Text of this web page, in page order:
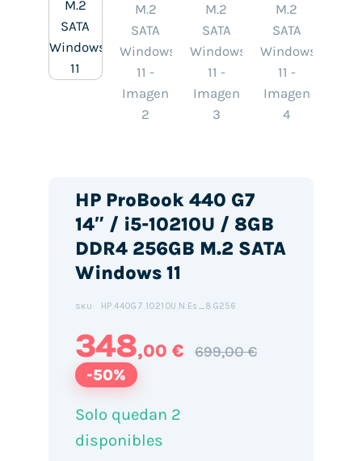
HP ProBook 440 G7
14″ / i5-10210U / 8GB
DDR4 256GB M.2 SATA
Windows 11
SKU: HP.440G7.10210U.N.Es_8G256
348,00 € 699,00 €
-50%
Solo quedan 2
disponibles